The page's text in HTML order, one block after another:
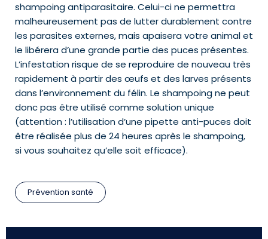
shampoing antiparasitaire. Celui-ci ne permettra
malheureusement pas de lutter durablement contre
les parasites externes, mais apaisera votre animal et
le libérera d’une grande partie des puces présentes.
L’infestation risque de se reproduire de nouveau très
rapidement à partir des œufs et des larves présents
dans l’environnement du félin. Le shampoing ne peut
donc pas être utilisé comme solution unique
(attention : l’utilisation d’une pipette anti-puces doit
être réalisée plus de 24 heures après le shampoing,
si vous souhaitez qu’elle soit efficace).
Prévention santé